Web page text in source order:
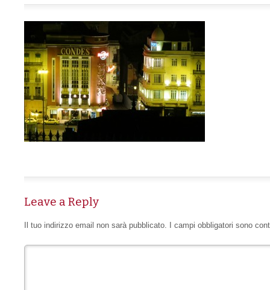
Leave a Reply
Il tuo indirizzo email non sarà pubblicato. I campi obbligatori sono